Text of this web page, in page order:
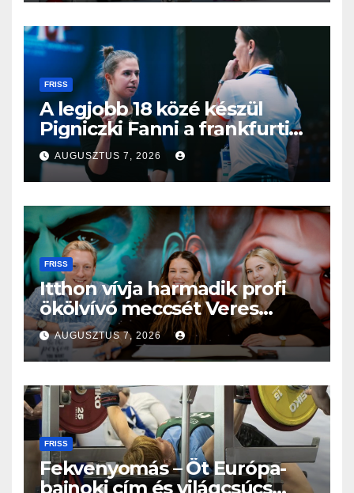
FRISS
A legjobb 18 közé készül
Pigniczki Fanni a frankfurti
világbajnokságon
AUGUSZTUS 7, 2026
FRISS
Itthon vívja harmadik profi
ökölvívó meccsét Veres
Roland szeptemberben
AUGUSZTUS 7, 2026
FRISS
Fekvenyomás – Öt Európa-
bajnoki cím és világcsúcs